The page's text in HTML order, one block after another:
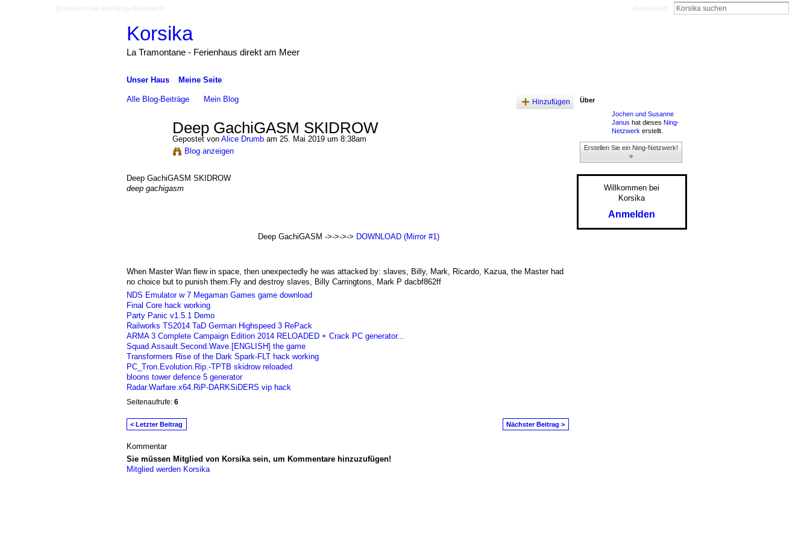
Korsika
La Tramontane - Ferienhaus direkt am Meer
Unser Haus Meine Seite
Alle Blog-Beiträge Mein Blog Hinzufügen
Deep GachiGASM SKIDROW
Gepostet von Alice Drumbam 25. Mai 2019 um 8:38am
Blog anzeigen
Deep GachiGASM SKIDROW
deep gachigasm
Deep GachiGASM ->->->-> DOWNLOAD (Mirror #1)
When Master Wan flew in space, then unexpectedly he was attacked by: slaves, Billy, Mark, Ricardo, Kazua, the Master had
no choice but to punish them.Fly and destroy slaves, Billy Carringtons, Mark P dacbf862ff
NDS Emulator w 7 Megaman Games game download
Final Core hack working
Party Panic v1.5.1 Demo
Railworks TS2014 TaD German Highspeed 3 RePack
ARMA 3 Complete Campaign Edition 2014 RELOADED + Crack PC generator...
Squad.Assault.Second.Wave.[ENGLISH] the game
Transformers Rise of the Dark Spark-FLT hack working
PC_Tron.Evolution.Rip.-TPTB skidrow reloaded
bloons tower defence 5 generator
Radar.Warfare.x64.RiP-DARKSiDERS vip hack
Seitenaufrufe: 6
< Letzter Beitrag Nächster Beitrag >
Kommentar
Sie müssen Mitglied von Korsika sein, um Kommentare hinzuzufügen!
Mitglied werden Korsika
Über
Jochen und Susanne
Janus hat dieses Ning-
Netzwerk erstellt.
Erstellen Sie ein Ning-Netzwerk!
»
Willkommen bei
Korsika
Anmelden